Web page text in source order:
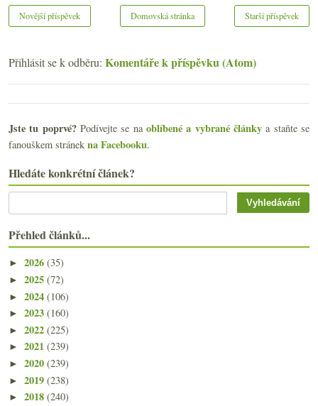
Novější příspěvek Starší příspěvek
Domovská stránka
Přihlásit se k odběru: Komentáře k příspěvku (Atom)
Jste tu poprvé?Podívejte se naoblíbené a vybrané články a staňte se
fanouškem stránek na Facebooku.
Hledáte konkrétní článek?
Přehled článků...
► 2026 (35)
► 2025 (72)
► 2024 (106)
► 2023 (160)
► 2022 (225)
► 2021 (239)
► 2020 (239)
► 2019 (238)
► 2018 (240)